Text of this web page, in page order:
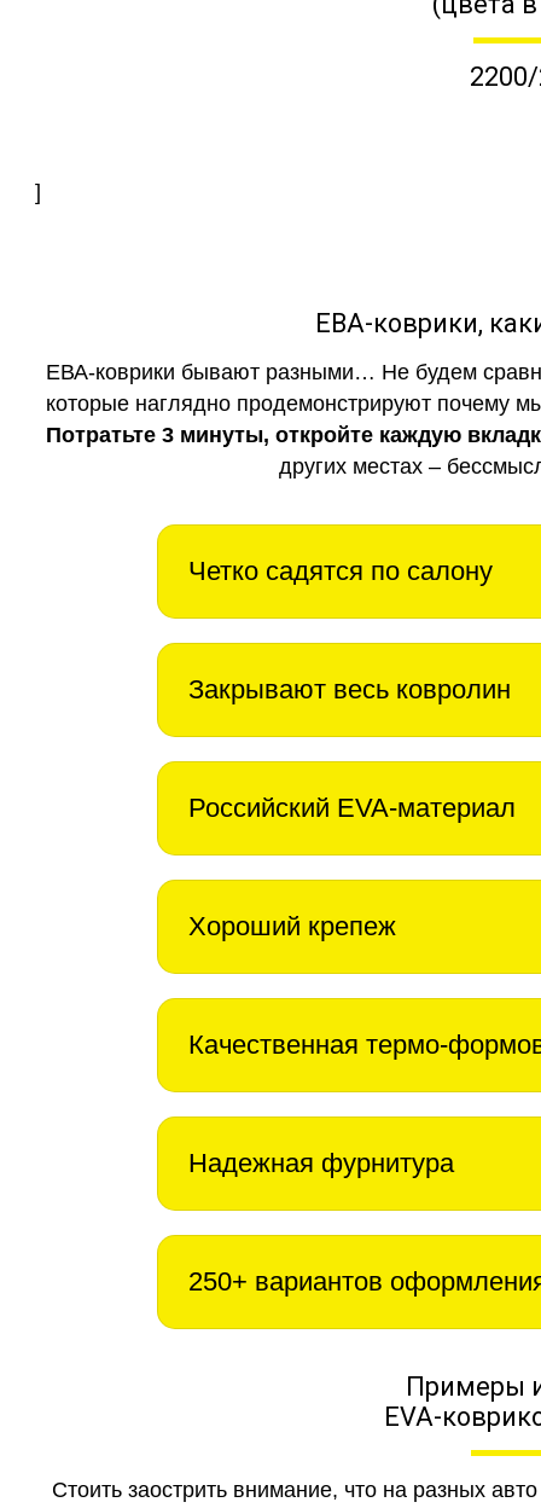
]
ЕВА-коврики,
ЕВА-коврики бывают разными… Не будем
которые наглядно продемонстрируют почему
Потратьте 3 минуты, откройте каждую
других местах –
Четко садятся по салону
Закрывают весь ковролин
Российский EVA-материал
Хороший крепеж
Качественная термо-
Надежная фурнитура
250+ вариантов
Примеры
EVA-
Стоить заострить внимание, что на разных